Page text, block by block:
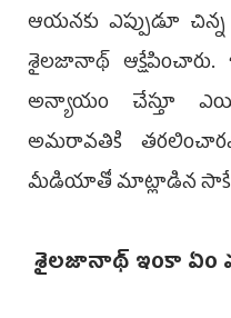
ఆయనకు ఎప్పుడూ
శైలజానాథ్‌
అన్యాయం చేస్తూ
అమరావతికి
మీడియాతో మాట్లాడిన సాకే
శైలజానాథ్‌ ఇంకా ఏం